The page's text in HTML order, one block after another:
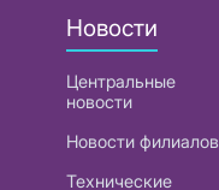
Новости
Центральные
новости
Новости филиалов
Технические